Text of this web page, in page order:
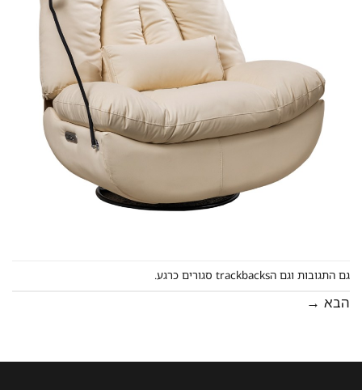
גם התגובות וגם הtrackbacks סגורים כרגע.
הבא →